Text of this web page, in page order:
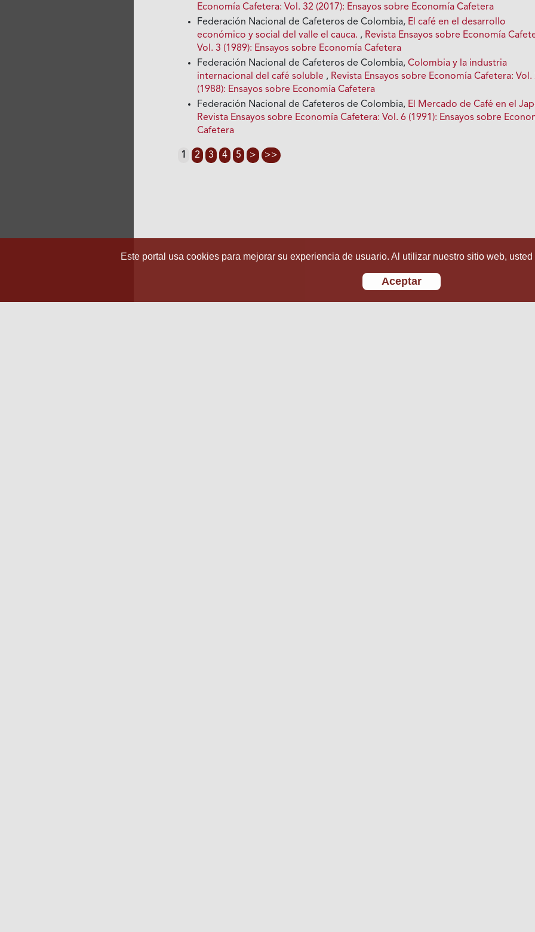
Economía Cafetera: Vol. 32 (2017): Ensayos sobre Economía Cafetera
Federación Nacional de Cafeteros de Colombia, El café en el desarrollo
económico y social del valle el cauca. , Revista Ensayos sobre Economía
Vol. 3 (1989): Ensayos sobre Economía Cafetera
Federación Nacional de Cafeteros de Colombia,Colombia y la industria
internacional del café soluble , Revista Ensayos sobre Economía Cafetera: Vol.
(1988): Ensayos sobre Economía Cafetera
Federación Nacional de Cafeteros de Colombia, El Mercado de Café en el
Revista Ensayos sobre Economía Cafetera: Vol. 6 (1991): Ensayos sobre
Cafetera
1 2 3 4 5 > >>
Este portal usa cookies para mejorar su experiencia de usuario. Al utilizar nuestro sitio web,
Aceptar